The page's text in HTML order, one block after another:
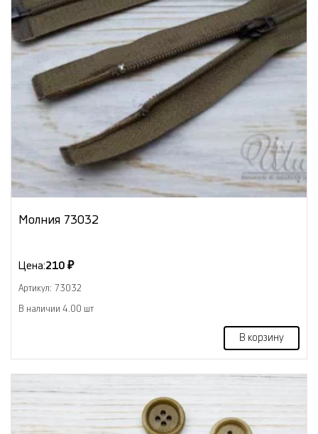
Молния 73032
Цена:210 ₽
Артикул: 73032
В наличии 4.00 шт
В корзину